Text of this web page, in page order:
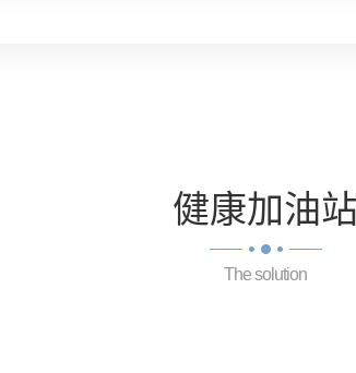
健康加油站
The solution